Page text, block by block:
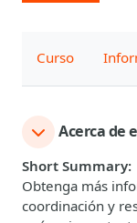
Curso
Acerca de
Short Summary:
Obtenga más
coordinación y